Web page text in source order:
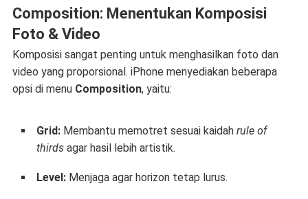
Composition: Menentukan Komposisi
Foto & Video
Komposisi sangat penting untuk menghasilkan foto dan
video yang proporsional. iPhone menyediakan beberapa
opsi di menu Composition, yaitu:
Grid:Membantu memotret sesuai kaidah rule of
thirdsagar hasil lebih artistik.
Level:Menjaga agar horizon tetap lurus.